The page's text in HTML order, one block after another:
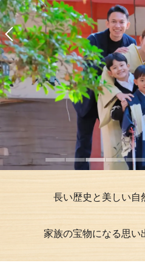
長い歴史と美しい自
家族の宝物になる思い